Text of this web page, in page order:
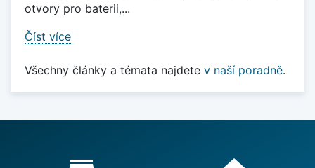
otvory pro baterii,...
Číst více
Všechny články a témata najdete v naší poradně.
Proč nakupovat u nás?